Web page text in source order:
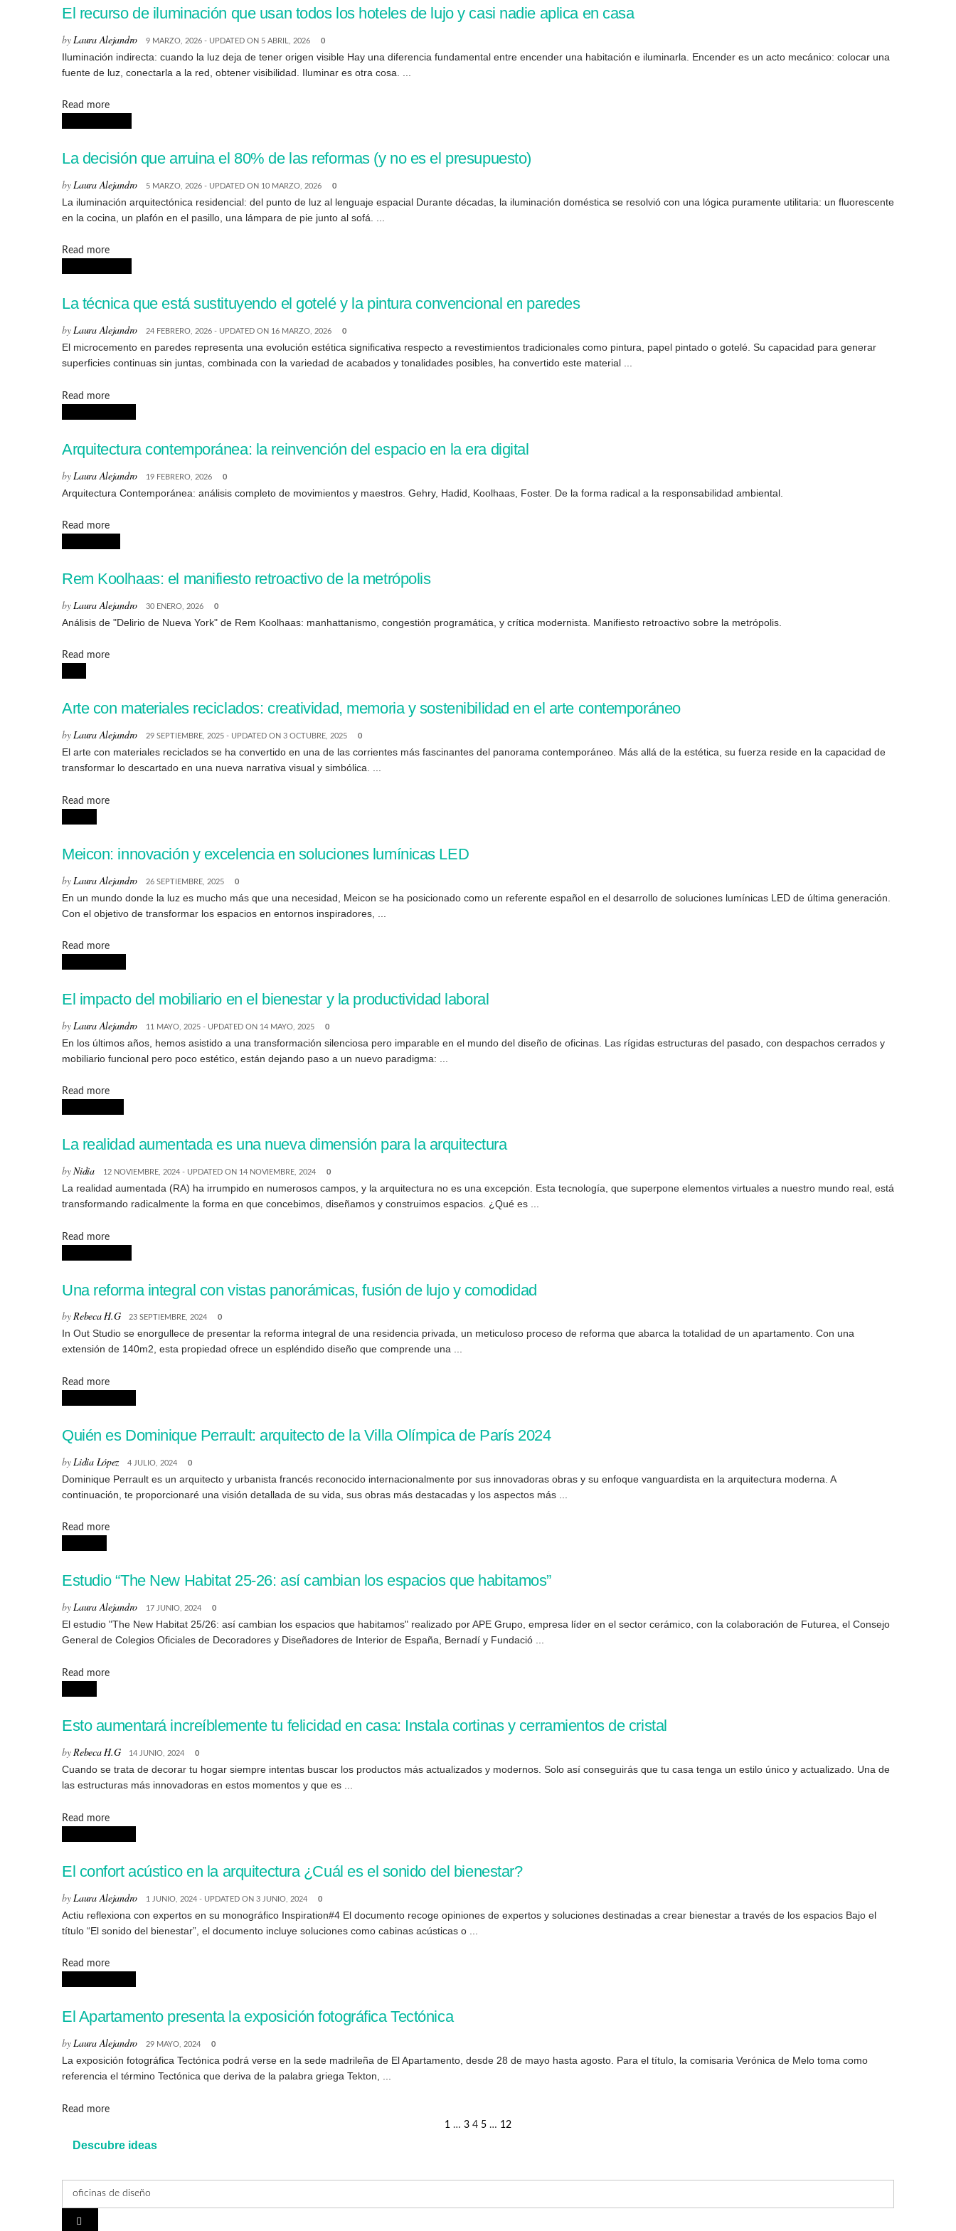
El recurso de iluminación que usan todos los hoteles de lujo y casi nadie aplica en casa
by Laura Alejandro 9 MARZO, 2026 - UPDATED ON 5 ABRIL, 2026 0
Iluminación indirecta: cuando la luz deja de tener origen visible Hay una diferencia fundamental entre encender una habitación e iluminarla. Encender es un acto mecánico: colocar una
fuente de luz, conectarla a la red, obtener visibilidad. Iluminar es otra cosa. ...
Read moreDetails
La decisión que arruina el 80% de las reformas (y no es el presupuesto)
byLaura Alejandro 5 MARZO, 2026 - UPDATED ON 10 MARZO, 2026 0
La iluminación arquitectónica residencial: del punto de luz al lenguaje espacial Durante décadas, la iluminación doméstica se resolvió con una lógica puramente utilitaria: un fluorescente
en la cocina, un plafón en el pasillo, una lámpara de pie junto al sofá. ...
Read moreDetails
La técnica que está sustituyendo el gotelé y la pintura convencional en paredes
byLaura Alejandro 24 FEBRERO, 2026 - UPDATED ON 16 MARZO, 2026 0
El microcemento en paredes representa una evolución estética significativa respecto a revestimientos tradicionales como pintura, papel pintado o gotelé. Su capacidad para generar
superficies continuas sin juntas, combinada con la variedad de acabados y tonalidades posibles, ha convertido este material ...
Read moreDetails
Arquitectura contemporánea: la reinvención del espacio en la era digital
by Laura Alejandro 19 FEBRERO, 2026 0
Arquitectura Contemporánea: análisis completo de movimientos y maestros. Gehry, Hadid, Koolhaas, Foster. De la forma radical a la responsabilidad ambiental.
Read moreDetails
Rem Koolhaas: el manifiesto retroactivo de la metrópolis
byLaura Alejandro 30 ENERO, 2026 0
Análisis de "Delirio de Nueva York" de Rem Koolhaas: manhattanismo, congestión programática, y crítica modernista. Manifiesto retroactivo sobre la metrópolis.
Read moreDetails
Arte con materiales reciclados: creatividad, memoria y sostenibilidad en el arte contemporáneo
byLaura Alejandro 29 SEPTIEMBRE, 2025 - UPDATED ON 3 OCTUBRE, 2025 0
El arte con materiales reciclados se ha convertido en una de las corrientes más fascinantes del panorama contemporáneo. Más allá de la estética, su fuerza reside en la capacidad de
transformar lo descartado en una nueva narrativa visual y simbólica. ...
Read moreDetails
Meicon: innovación y excelencia en soluciones lumínicas LED
by Laura Alejandro 26 SEPTIEMBRE, 2025 0
En un mundo donde la luz es mucho más que una necesidad, Meicon se ha posicionado como un referente español en el desarrollo de soluciones lumínicas LED de última generación.
Con el objetivo de transformar los espacios en entornos inspiradores, ...
Read moreDetails
El impacto del mobiliario en el bienestar y la productividad laboral
byLaura Alejandro 11 MAYO, 2025 - UPDATED ON 14 MAYO, 2025 0
En los últimos años, hemos asistido a una transformación silenciosa pero imparable en el mundo del diseño de oficinas. Las rígidas estructuras del pasado, con despachos cerrados y
mobiliario funcional pero poco estético, están dejando paso a un nuevo paradigma: ...
Read moreDetails
La realidad aumentada es una nueva dimensión para la arquitectura
byNidia 12 NOVIEMBRE, 2024 - UPDATED ON 14 NOVIEMBRE, 2024 0
La realidad aumentada (RA) ha irrumpido en numerosos campos, y la arquitectura no es una excepción. Esta tecnología, que superpone elementos virtuales a nuestro mundo real, está
transformando radicalmente la forma en que concebimos, diseñamos y construimos espacios. ¿Qué es ...
Read moreDetails
Una reforma integral con vistas panorámicas, fusión de lujo y comodidad
byRebeca H.G 23 SEPTIEMBRE, 2024 0
In Out Studio se enorgullece de presentar la reforma integral de una residencia privada, un meticuloso proceso de reforma que abarca la totalidad de un apartamento. Con una
extensión de 140m2, esta propiedad ofrece un espléndido diseño que comprende una ...
Read moreDetails
Quién es Dominique Perrault: arquitecto de la Villa Olímpica de París 2024
by Lidia López 4 JULIO, 2024 0
Dominique Perrault es un arquitecto y urbanista francés reconocido internacionalmente por sus innovadoras obras y su enfoque vanguardista en la arquitectura moderna. A
continuación, te proporcionaré una visión detallada de su vida, sus obras más destacadas y los aspectos más ...
Read moreDetails
Estudio “The New Habitat 25-26: así cambian los espacios que habitamos”
byLaura Alejandro 17 JUNIO, 2024 0
El estudio "The New Habitat 25/26: así cambian los espacios que habitamos" realizado por APE Grupo, empresa líder en el sector cerámico, con la colaboración de Futurea, el Consejo
General de Colegios Oficiales de Decoradores y Diseñadores de Interior de España, Bernadí y Fundació ...
Read moreDetails
Esto aumentará increíblemente tu felicidad en casa: Instala cortinas y cerramientos de cristal
byRebeca H.G 14 JUNIO, 2024 0
Cuando se trata de decorar tu hogar siempre intentas buscar los productos más actualizados y modernos. Solo así conseguirás que tu casa tenga un estilo único y actualizado. Una de
las estructuras más innovadoras en estos momentos y que es ...
Read moreDetails
El confort acústico en la arquitectura ¿Cuál es el sonido del bienestar?
by Laura Alejandro 1 JUNIO, 2024 - UPDATED ON 3 JUNIO, 2024 0
Actiu reflexiona con expertos en su monográfico Inspiration#4 El documento recoge opiniones de expertos y soluciones destinadas a crear bienestar a través de los espacios Bajo el
título “El sonido del bienestar”, el documento incluye soluciones como cabinas acústicas o ...
Read moreDetails
El Apartamento presenta la exposición fotográfica Tectónica
byLaura Alejandro 29 MAYO, 2024 0
La exposición fotográfica Tectónica podrá verse en la sede madrileña de El Apartamento, desde 28 de mayo hasta agosto. Para el título, la comisaria Verónica de Melo toma como
referencia el término Tectónica que deriva de la palabra griega Tekton, ...
Read moreDetails
1
… 3 4 5 … 12
Descubre ideas